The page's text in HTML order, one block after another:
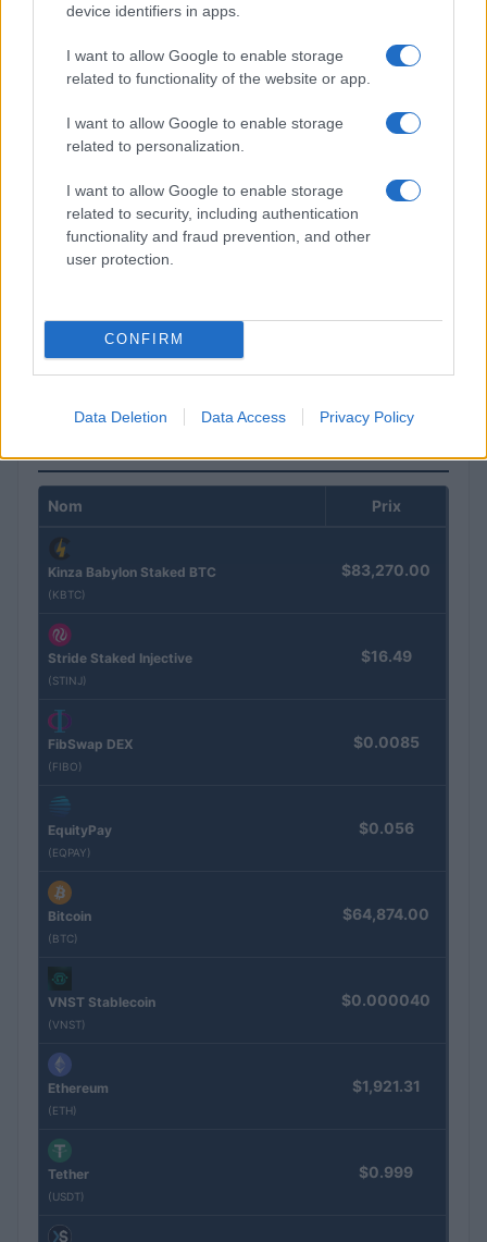
device identifiers in apps.
I want to allow Google to enable storage
related to functionality of the website or app.
I want to allow Google to enable storage
related to personalization.
I want to allow Google to enable storage
related to security, including authentication
functionality and fraud prevention, and other
user protection.
CONFIRM
Data Deletion Data Access Privacy Policy
NEWS
Brent chute de 8,3 % : le pétrole en net repli malgré un or
COTATIONS CRYPTO
Nom Prix
Kinza Babylon Staked BTC
(KBTC)
$83,270.00
Stride Staked Injective
(STINJ)
$16.49
FibSwap DEX
(FIBO)
$0.0085
EquityPay
(EQPAY)
$0.056
Bitcoin
(BTC)
$64,874.00
VNST Stablecoin
(VNST)
$0.000040
Ethereum
(ETH)
$1,921.31
Tether
(USDT)
$0.999